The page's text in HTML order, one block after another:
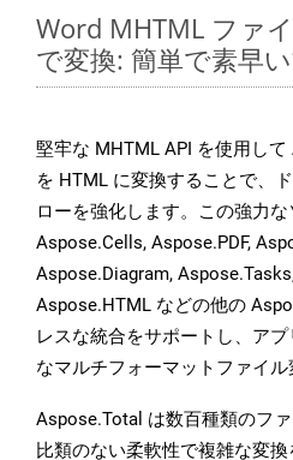
Word MHTML ファ
で変換: 簡単で素早
堅牢な MHTML API を使用し
を HTML に変換することで、
ローを強化します。この強力な
Aspose.Cells, Aspose.PDF,
Aspose.Diagram,
Aspose.HTML などの他の
レスな統合をサポートし、ア
なマルチフォーマットファイル
Aspose.Total は数百種類のフ
比類のない柔軟性で複雑な変